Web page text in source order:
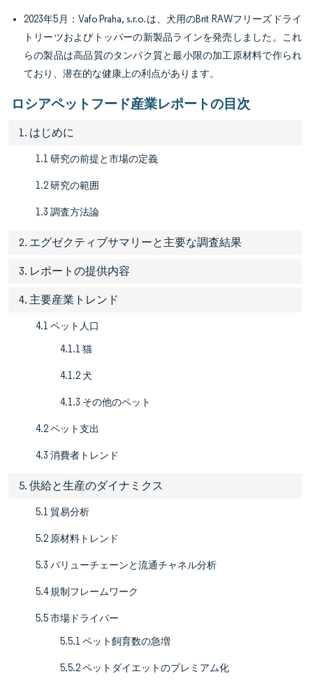
2023年5月：Vafo Praha, s.r.o.は、犬用のBrit RAWフリーズドライ
トリーツおよびトッパーの新製品ラインを発売しました。これ
らの製品は高品質のタンパク質と最小限の加工原材料で作られ
ており、潜在的な健康上の利点があります。
ロシアペットフード産業レポートの目次
1. はじめに
1.1 研究の前提と市場の定義
1.2 研究の範囲
1.3 調査方法論
2. エグゼクティブサマリーと主要な調査結果
3. レポートの提供内容
4. 主要産業トレンド
4.1 ペット人口
4.1.1 猫
4.1.2 犬
4.1.3 その他のペット
4.2 ペット支出
4.3 消費者トレンド
5. 供給と生産のダイナミクス
5.1 貿易分析
5.2 原材料トレンド
5.3 バリューチェーンと流通チャネル分析
5.4 規制フレームワーク
5.5 市場ドライバー
5.5.1 ペット飼育数の急増
5.5.2 ペットダイエットのプレミアム化